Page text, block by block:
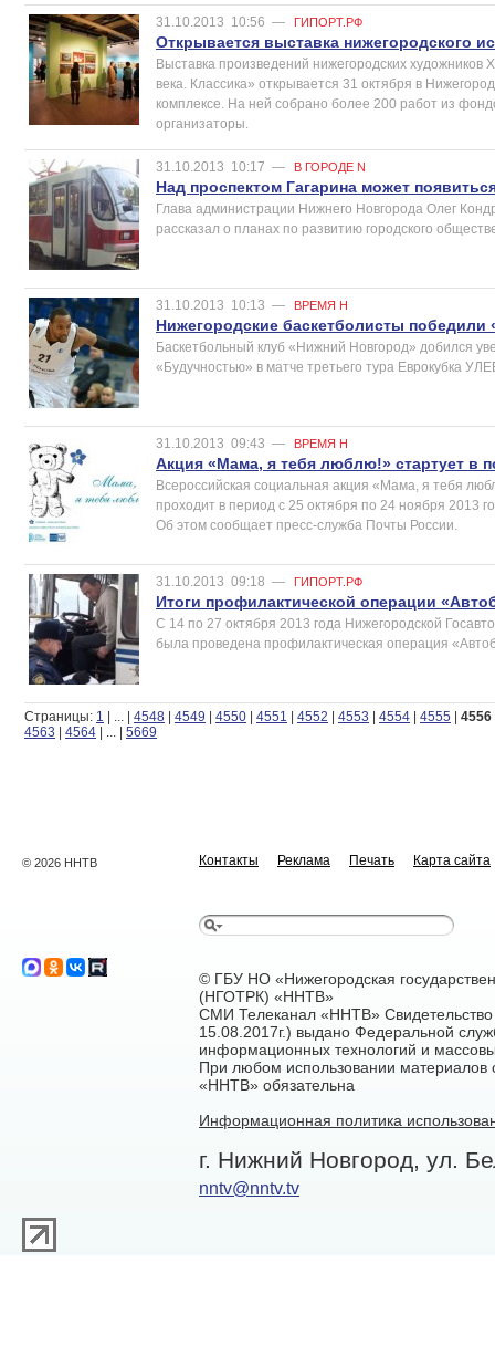
31.10.2013 10:56 — ГИПОРТ.РФ
Открывается выставка нижегородского
Выставка произведений нижегородских художников
века. Классика» открывается 31 октября в
комплексе. На ней собрано более 200 работ из
организаторы.
31.10.2013 10:17 — В ГОРОДЕ N
Над проспектом Гагарина может
Глава администрации Нижнего Новгорода Олег
рассказал о планах по развитию городского
31.10.2013 10:13 — ВРЕМЯ Н
Нижегородские баскетболисты победили
Баскетбольный клуб «Нижний Новгород» добился
«Будучностью» в матче третьего тура Еврокубка
31.10.2013 09:43 — ВРЕМЯ Н
Акция «Мама, я тебя люблю!» стартует в
Всероссийская социальная акция «Мама, я тебя
проходит в период с 25 октября по 24 ноября 2013
Об этом сообщает пресс-служба Почты России.
31.10.2013 09:18 — ГИПОРТ.РФ
Итоги профилактической операции
С 14 по 27 октября 2013 года Нижегородской
была проведена профилактическая операция
Страницы: 1 | | 4548 | 4549 | 4550 | 4551 | 4552 | 4553 | 4554 | 4555 | 4556
4563 | 4564 | | 5669
© 2026 ННТВ Контакты Реклама Печать Карта сайта
© ГБУ НО «Нижегородская
(НГОТРК) «ННТВ»
СМИ Телеканал «ННТВ»
15.08.2017г.) выдано Федеральной
информационных технологий и
При любом использовании материалов
«ННТВ» обязательна
Информационная политика
г. Нижний Новгород, ул.
nntv@nntv.tv